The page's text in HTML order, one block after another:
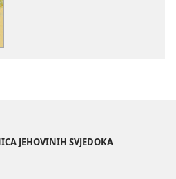
JEHOVINIH SVJEDOKA